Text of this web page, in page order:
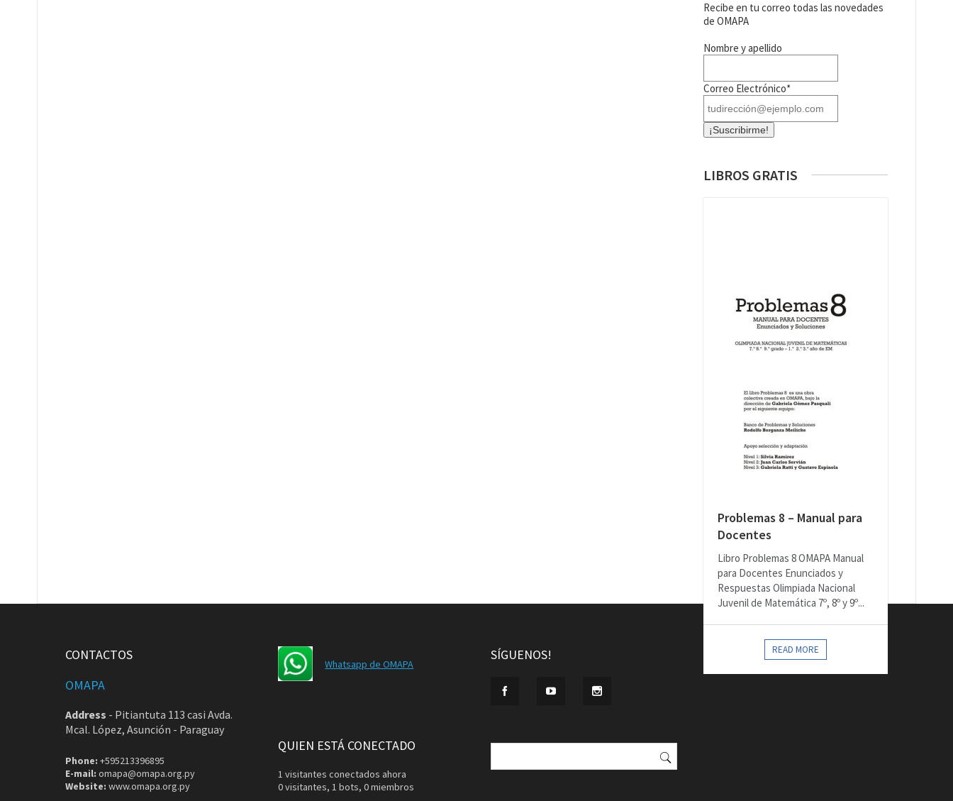
Recibe en tu correo todas las novedades
de OMAPA
Nombre y apellido
Correo Electrónico*
LIBROS GRATIS
Problemas 8 – Manual para
Docentes
Libro Problemas 8 OMAPA Manual
para Docentes Enunciados y
Respuestas Olimpiada Nacional
Juvenil de Matemática 7º, 8º y 9º...
READ MORE
CONTACTOS
OMAPA
Address - Pitiantuta 113 casi Avda.
Mcal. López, Asunción - Paraguay
Phone: +595213396895
E-mail: omapa@omapa.org.py
Website: www.omapa.org.py
Whatsapp de OMAPA
SÍGUENOS!
QUIEN ESTÁ CONECTADO
1 visitantes conectados ahora
0 visitantes, 1 bots, 0 miembros
Buscar: